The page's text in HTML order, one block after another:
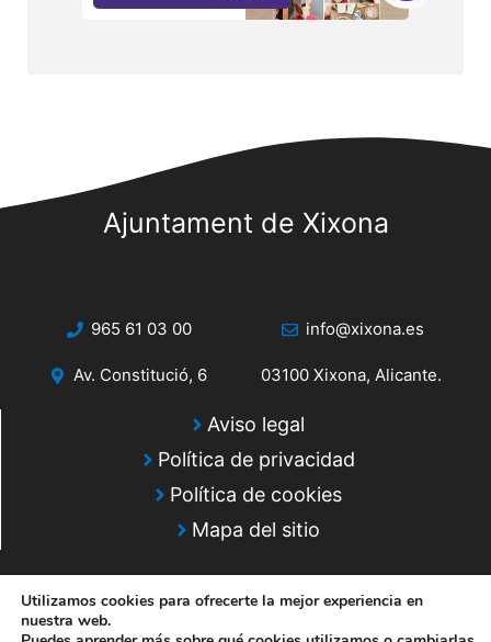
Ajuntament de Xixona
965 61 03 00 info@xixona.es
Av. Constitució, 6 03100 Xixona, Alicante.
Aviso legal
Política de privacidad
Política de cookies
Mapa del sitio
Utilizamos cookies para ofrecerte la mejor experiencia en
nuestra web.